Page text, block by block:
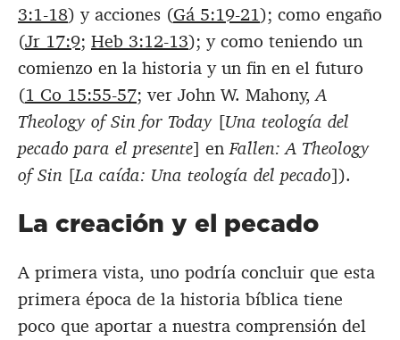
3:1-18) y acciones (Gá 5:19-21); como engaño
(Jr 17:9; Heb 3:12-13); y como teniendo un
comienzo en la historia y un fin en el futuro
(1 Co 15:55-57; ver John W. Mahony,A
Theology of Sin for Today [Una teología del
pecado para el presente] enFallen: A Theology
of Sin [La caída: Una teología del pecado]).
La creación y el pecado
A primera vista, uno podría concluir que esta
primera época de la historia bíblica tiene
poco que aportar a nuestra comprensión del